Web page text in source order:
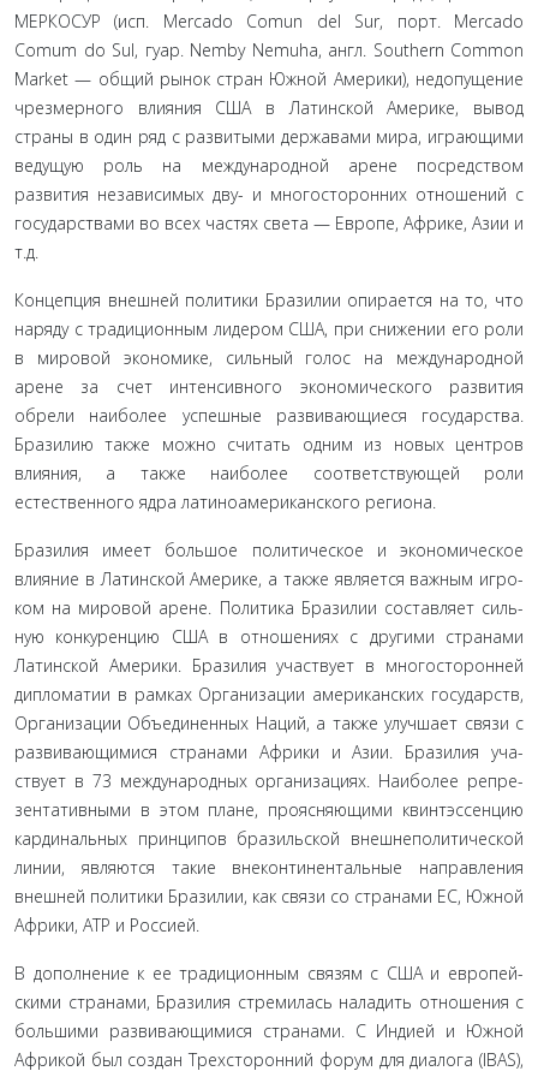
МЕРКОСУР (исп. Mercado Comun del Sur, порт. Mercado
Comum do Sul, гуар. Nemby Nemuha, англ. Southern Common
Market — общий рынок стран Южной Аме­рики), недопущение
чрезмерного влияния США в Латинской Америке, вывод
страны в один ряд с развитыми державами мира, играющими
ведущую роль на международной арене посредством
развития независимых дву- и многосторонних отношений с
государствами во всех частях света — Европе, Африке, Азии и
т.д.
Концепция внешней политики Бразилии опирается на то, что
наряду с традиционным лидером США, при снижении его роли
в мировой экономике, сильный голос на международной
арене за счет интенсивного экономического развития
обрели наиболее успешные развивающиеся государства.
Бразилию также можно считать одним из новых центров
влияния, а так­же наиболее соответствующей роли
естественного ядра лати­ноамериканского региона.
Бразилия имеет большое политическое и экономическое
влияние в Латинской Америке, а также является важным игро­
ком на мировой арене. Политика Бразилии составляет силь­
ную конкуренцию США в отношениях с другими странами
Латинской Америки. Бразилия участвует в многосторонней
дипломатии в рамках Организации американских государств,
Организации Объединенных Наций, а также улучшает связи с
развивающимися странами Африки и Азии. Бразилия уча­
ствует в 73 международных организациях. Наиболее репре­
зентативными в этом плане, проясняющими квинтэссенцию
кардинальных принципов бразильской внешнеполитической
линии, являются такие внеконтинентальные направления
внешней политики Бразилии, как связи со странами ЕС, Юж­ной
Африки, АТР и Россией.
В дополнение к ее традиционным связям с США и европей­
скими странами, Бразилия стремилась наладить отношения с
большими развивающимися странами. С Индией и Юж­ной
Африкой был создан Трехсторонний форум для диалога (IBAS),